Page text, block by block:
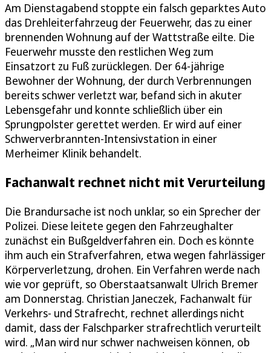
Am Dienstagabend stoppte ein falsch geparktes Auto
das Drehleiterfahrzeug der Feuerwehr, das zu einer
brennenden Wohnung auf der Wattstraße eilte. Die
Feuerwehr musste den restlichen Weg zum
Einsatzort zu Fuß zurücklegen. Der 64-jährige
Bewohner der Wohnung, der durch Verbrennungen
bereits schwer verletzt war, befand sich in akuter
Lebensgefahr und konnte schließlich über ein
Sprungpolster gerettet werden. Er wird auf einer
Schwerverbrannten-Intensivstation in einer
Merheimer Klinik behandelt.
Fachanwalt rechnet nicht mit Verurteilung
Die Brandursache ist noch unklar, so ein Sprecher der
Polizei. Diese leitete gegen den Fahrzeughalter
zunächst ein Bußgeldverfahren ein. Doch es könnte
ihm auch ein Strafverfahren, etwa wegen fahrlässiger
Körperverletzung, drohen. Ein Verfahren werde nach
wie vor geprüft, so Oberstaatsanwalt Ulrich Bremer
am Donnerstag. Christian Janeczek, Fachanwalt für
Verkehrs- und Strafrecht, rechnet allerdings nicht
damit, dass der Falschparker strafrechtlich verurteilt
wird. „Man wird nur schwer nachweisen können, ob